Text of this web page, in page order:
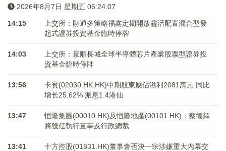
2026年8月7日 星期五 06:24:07
14:15
上交所：財通多策略福鑫定期開放靈活配置混合型發
起式證券投資基金臨時停牌
14:03
上交所：景順長城全球半導體芯片產業股票型證券投
資基金臨時停牌
13:56
卡賓(02030.HK.HK)中期股東應佔溢利2081萬元 同比
增长25.62% 派息1.4港仙
13:47
恒隆集團(00010.HK)及恒隆地產(00101.HK)：蔡德粦
將獲任執行董事及行政總裁
13:41
十方控股(01831.HK)董事會否決一宗涉嫌重大內幕交